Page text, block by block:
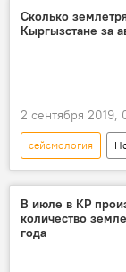
Происшествия
Сколько
Кыргызстане за
2 сентября 2019,
сейсмология
Происшествия
В июле в КР
количество
года